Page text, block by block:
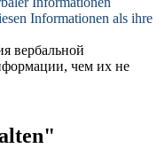
Informationen als ihre
вербальной
чем их не